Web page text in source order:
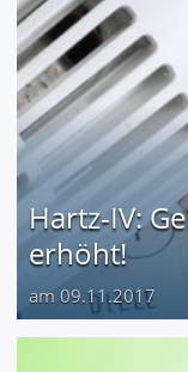
Hartz-IV:
erhöht!
am 09.11.2017